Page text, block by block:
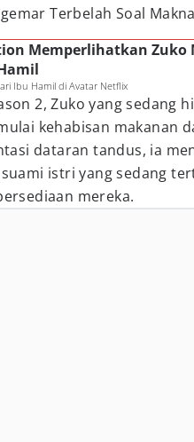
Terbelah Soal
Memperlihatkan Zuko
Ibu Hamil di Avatar Netflix
2, Zuko yang sedang
kehabisan makanan
dataran tandus, ia
istri yang sedang
mereka.